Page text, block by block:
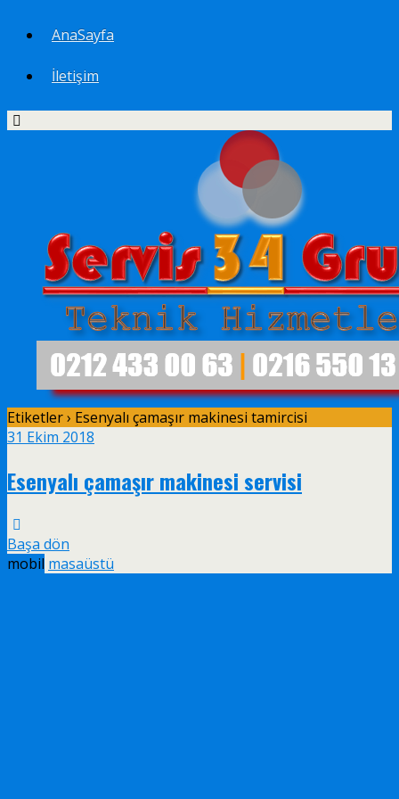
AnaSayfa
İletişim
Etiketler › Esenyalı çamaşır makinesi tamircisi
31 Ekim 2018
Esenyalı çamaşır makinesi servisi
Başa dön
mobil masaüstü